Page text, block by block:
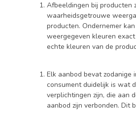
Afbeeldingen bij producten
waarheidsgetrouwe
producten. Ondernemer
weergegeven kleuren
echte kleuren van de
Elk aanbod bevat zodanige
consument duidelijk is wat
verplichtingen zijn, die aan
aanbod zijn verbonden. Dit